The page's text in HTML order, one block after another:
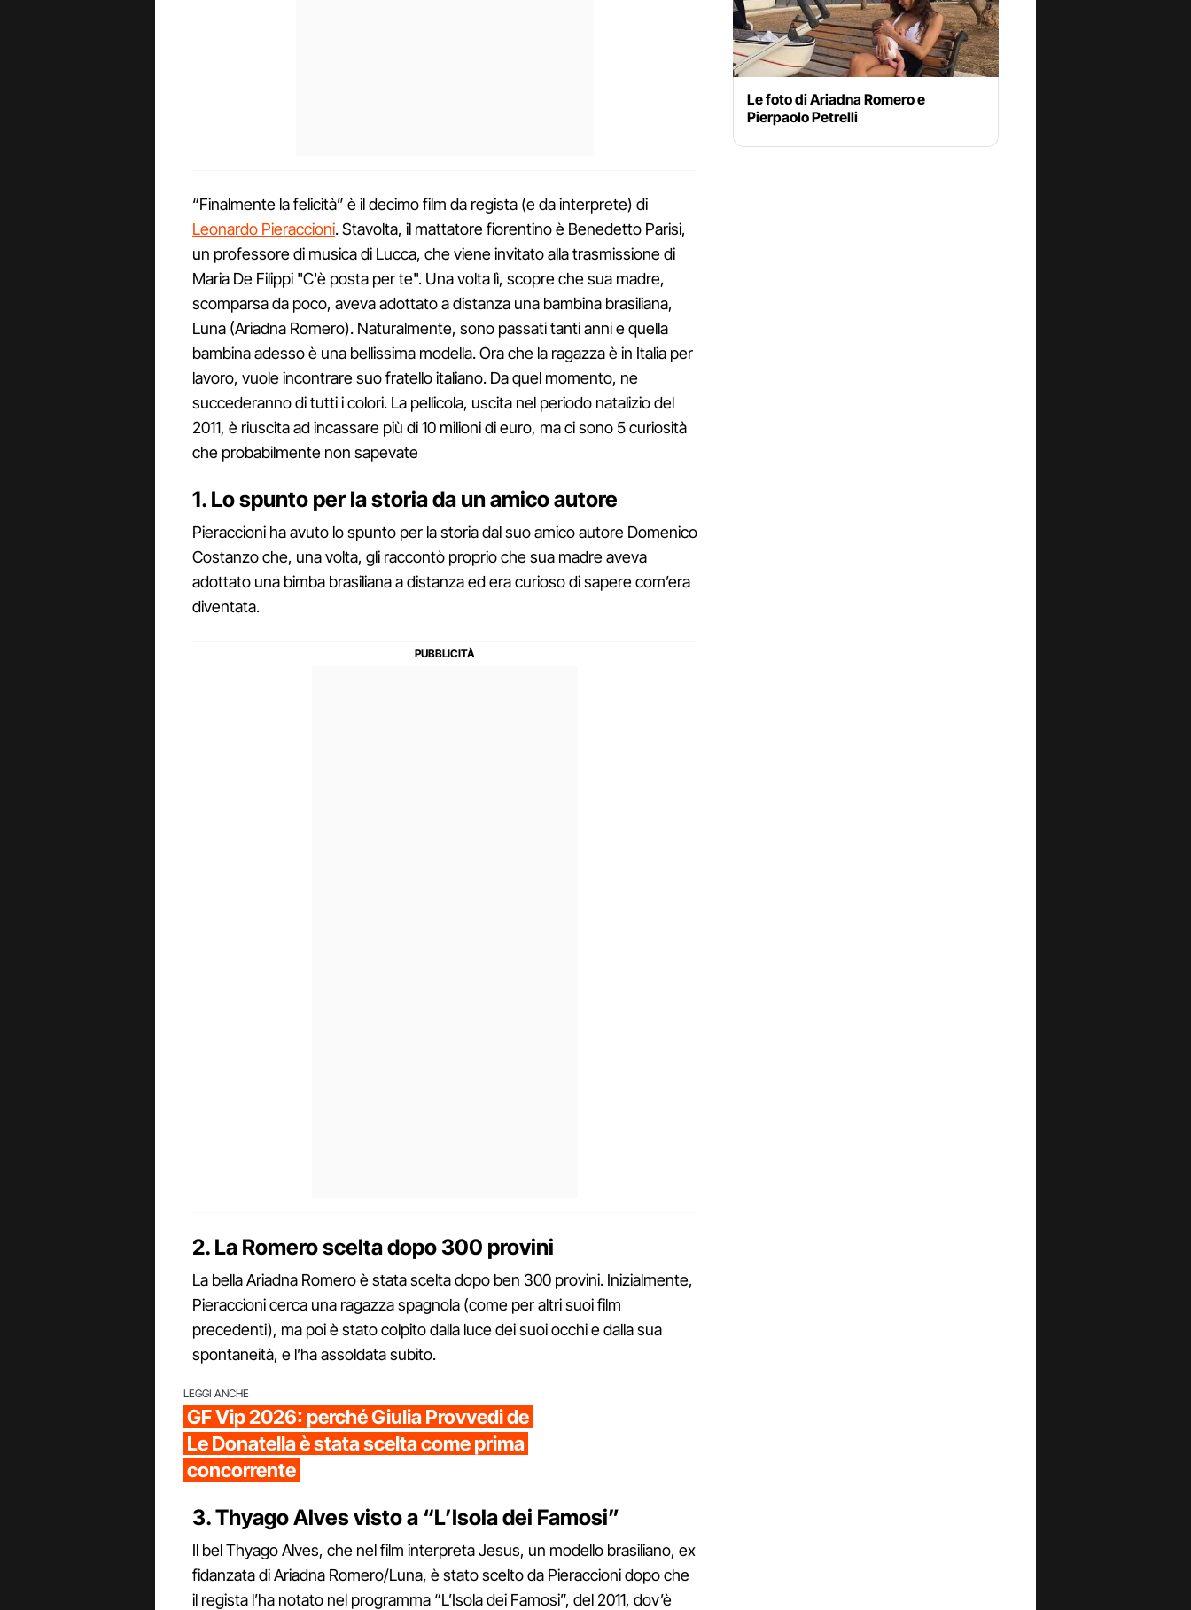
“Finalmente la felicità” è il decimo film da regista (e da interprete) di
Leonardo Pieraccioni. Stavolta, il mattatore fiorentino è Benedetto Parisi,
un professore di musica di Lucca, che viene invitato alla trasmissione di
Maria De Filippi "C'è posta per te". Una volta lì, scopre che sua madre,
scomparsa da poco, aveva adottato a distanza una bambina brasiliana,
Luna (Ariadna Romero). Naturalmente, sono passati tanti anni e quella
bambina adesso è una bellissima modella. Ora che la ragazza è in Italia per
lavoro, vuole incontrare suo fratello italiano. Da quel momento, ne
succederanno di tutti i colori. La pellicola, uscita nel periodo natalizio del
2011, è riuscita ad incassare più di 10 milioni di euro, ma ci sono 5 curiosità
che probabilmente non sapevate
1. Lo spunto per la storia da un amico autore
Pieraccioni ha avuto lo spunto per la storia dal suo amico autore Domenico
Costanzo che, una volta, gli raccontò proprio che sua madre aveva
adottato una bimba brasiliana a distanza ed era curioso di sapere com’era
diventata.
2. La Romero scelta dopo 300 provini
La bella Ariadna Romero è stata scelta dopo ben 300 provini. Inizialmente,
Pieraccioni cerca una ragazza spagnola (come per altri suoi film
precedenti), ma poi è stato colpito dalla luce dei suoi occhi e dalla sua
spontaneità, e l’ha assoldata subito.
LEGGI ANCHE
GF Vip 2026: perché Giulia Provvedi de
Le Donatella è stata scelta come prima
concorrente
3. Thyago Alves visto a “L’Isola dei Famosi”
Il bel Thyago Alves, che nel film interpreta Jesus, un modello brasiliano, ex
fidanzata di Ariadna Romero/Luna, è stato scelto da Pieraccioni dopo che
il regista l’ha notato nel programma “L’Isola dei Famosi”, del 2011, dov’è
Le foto di Ariadna Romero e
Pierpaolo Petrelli